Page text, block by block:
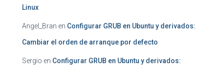
Linux
Angel_Bran en Configurar GRUB en Ubuntu y derivados:
Cambiar el orden de arranque por defecto
Sergio en Configurar GRUB en Ubuntu y derivados: